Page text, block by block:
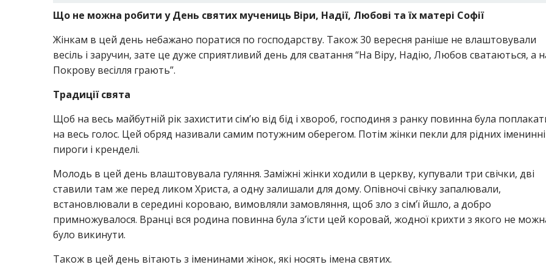
Що не можна робити у День святих мучениць Віри, Надії, Любові та їх матері Софії
Жінкам в цей день небажано поратися по господарству. Також 30 вересня раніше не влаштовували
весіль і заручин, зате це дуже сприятливий день для сватання “На Віру, Надію, Любов сватаються, а
Покрову весілля грають”.
Традиції свята
Щоб на весь майбутній рік захистити сім’ю від бід і хвороб, господиня з ранку повинна була
на весь голос. Цей обряд називали самим потужним оберегом. Потім жінки пекли для рідних іменинні
пироги і кренделі.
Молодь в цей день влаштовувала гуляння. Заміжні жінки ходили в церкву, купували три свічки, дві
ставили там же перед ликом Христа, а одну залишали для дому. Опівночі свічку запалювали,
встановлювали в середині короваю, вимовляли замовляння, щоб зло з сім’ї йшло, а добро
примножувалося. Вранці вся родина повинна була з’їсти цей коровай, жодної крихти з якого не
було викинути.
Також в цей день вітають з іменинами жінок, які носять імена святих.